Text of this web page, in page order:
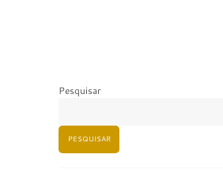
Pesquisar
PESQUISAR